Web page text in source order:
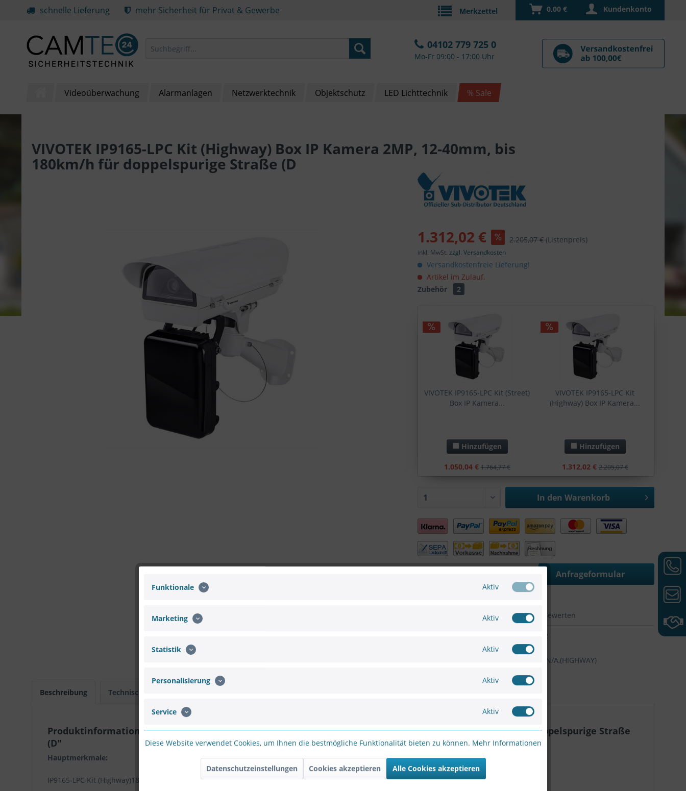
schnelle Lieferung mehr Sicherheit für Privat & Gewerbe Kundenkonto
0,00 €
04102 779 725 0
Mo-Fr 09:00 - 17:00 Uhr
Videoüberwachung Alarmanlagen Netzwerktechnik Objektschutz LED Lichttechnik % Sale
VIVOTEK IP9165-LPC Kit (Highway) Box IP Kamera 2MP, 12-40mm, bis
180km/h für doppelspurige Straße (D
1.312,02 € 2.205,07 €(Listenpreis)
inkl. MwSt.zzgl. Versandkosten
Versandkostenfreie Lieferung!
Artikel im Zulauf.
Zubehör
2
VIVOTEK IP9165-LPC Kit (Street)
Box IP Kamera...
Hinzufügen
1.050,04 € 1.764,77 €
VIVOTEK IP9165-LPC Kit
(Highway) Box IP Kamera...
Hinzufügen
1.312,02 € 2.205,07 €
In den Warenkorb
Sie brauchen eine größere
Menge oder Projektunterstützung
Anfrageformular
Merken Bewerten
SC33537672
VIVOTEK
IP9165-LPC,N/A,(HIGHWAY)
Beschreibung Technische Daten
Produktinformationen "VIVOTEK IP9165-LPC Kit (Highway) Box IP Kamera 2MP, 12-40mm, bis 180km/h für doppelspurige Straße
(D"
Hauptmerkmale:
IP9165-LPC Kit (Highway)180 km/hr bestehend aus:
Funktionale Aktiv
Marketing Aktiv
Statistik Aktiv
Personalisierung Aktiv
Service Aktiv
Diese Website verwendet Cookies, um Ihnen die bestmögliche Funktionalität bieten zu können. Mehr Informationen
Datenschutzeinstellungen Cookies akzeptieren Alle Cookies akzeptieren